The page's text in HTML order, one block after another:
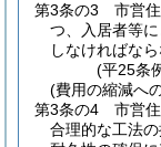
第3条の3
市営
つ、入居者等
しなければなら
(平25条
(費用の縮減へ
第3条の4
市営
合理的な工法